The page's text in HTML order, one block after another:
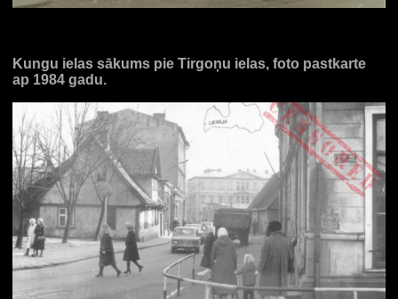
Kungu ielas sākums pie Tirgoņu ielas, foto pastkarte
ap 1984 gadu.